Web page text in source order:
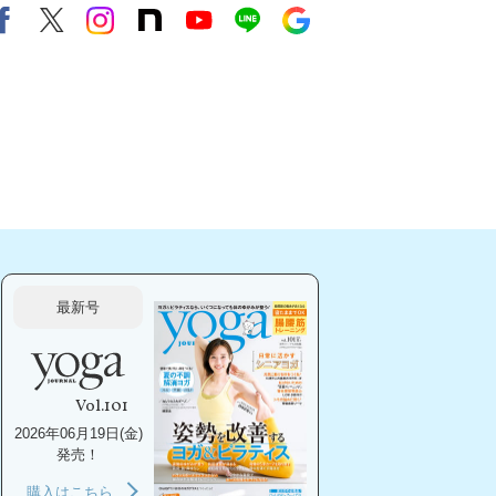
FacebookX（旧twitter）
instagram
note Youtubeline
最新号
Vol.101
2026年06月19日(金)
発売！
購入はこちら